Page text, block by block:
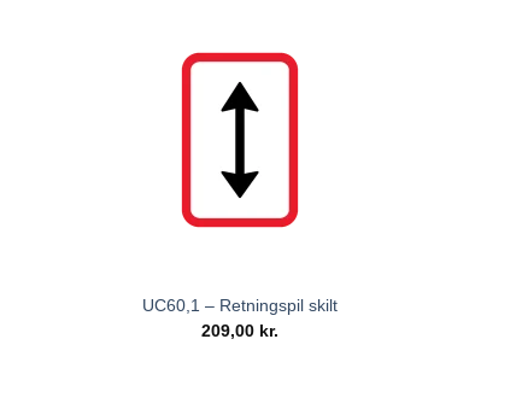
UC60,1 – Retningspil skilt
209,00 kr.